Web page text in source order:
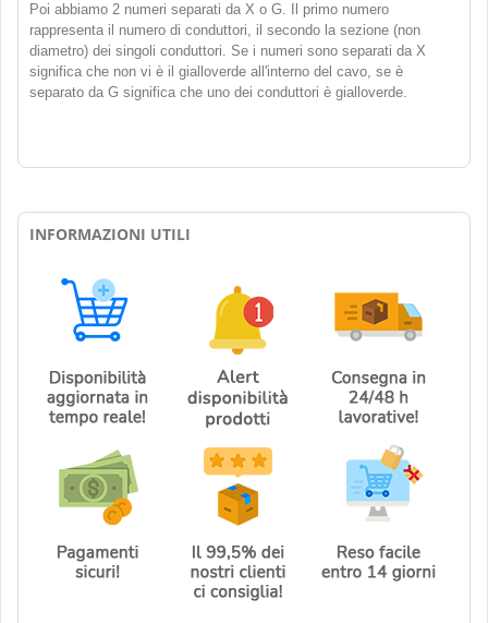
Poi abbiamo 2 numeri separati da X o G. Il primo numero
rappresenta il numero di conduttori, il secondo la sezione (non
diametro) dei singoli conduttori. Se i numeri sono separati da X
significa che non vi è il gialloverde all'interno del cavo, se è
separato da G significa che uno dei conduttori è gialloverde.
INFORMAZIONI UTILI